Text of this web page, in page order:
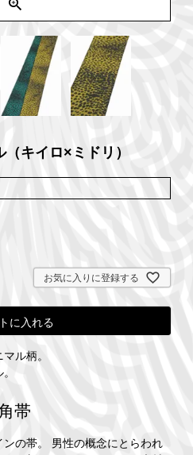
キイロ×ミドリ）
お気に入りに登録する
に入れる
ル柄。
帯
の帯。 男性の概念にとらわれ